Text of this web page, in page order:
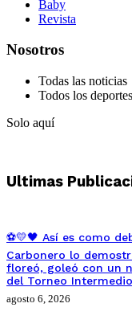
Baby
Revista
Nosotros
Todas las noticias
Todos los deportes
Solo aquí
Ultimas
⚽💛🖤 Así es como
Carbonero lo
floreó, goleó con un
del Torneo
agosto 6, 2026